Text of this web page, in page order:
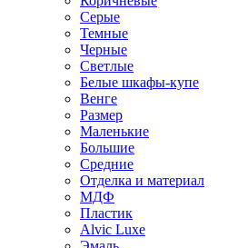
Серые
Темные
Черные
Светлые
Белые шкафы-купе
Венге
Размер
Маленькие
Большие
Средние
Отделка и материал
МДФ
Пластик
Alvic Luxe